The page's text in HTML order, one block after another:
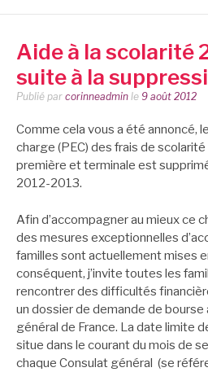
Aide à la scolarité
suite à la
Publié par corinneadmin le 9 août 2012
Comme cela vous a été annoncé,
charge (PEC) des frais de
première et terminale est
2012-2013.
Afin d’accompagner au mieux ce
des mesures exceptionnelles
familles sont actuellement mises
conséquent, j’invite toutes les
rencontrer des difficultés
un dossier de demande de
général de France. La date limite
situe dans le courant du mois de
chaque Consulat général (se